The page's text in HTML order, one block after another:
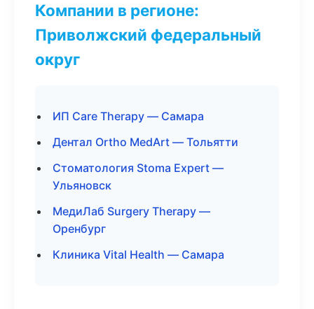
Компании в регионе:
Приволжский федеральный
округ
ИП Care Therapy — Самара
Дентал Ortho MedArt — Тольятти
Стоматология Stoma Expert —
Ульяновск
МедиЛаб Surgery Therapy —
Оренбург
Клиника Vital Health — Самара